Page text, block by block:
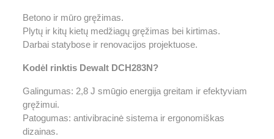
Betono ir mūro gręžimas.
Plytų ir kitų kietų medžiagų gręžimas bei kirtimas.
Darbai statybose ir renovacijos projektuose.
Kodėl rinktis Dewalt DCH283N?
Galingumas: 2,8 J smūgio energija greitam ir efektyviam
gręžimui.
Patogumas: antivibracinė sistema ir ergonomiškas
dizainas.